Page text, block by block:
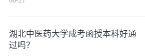
湖北中医药大学成考函授本科好通
过吗？